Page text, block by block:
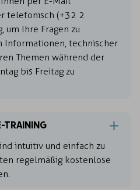
telefonisch (+32 2
um Ihre Fragen zu
Informationen, technischer
Themen während der
bis Freitag zu
TRAINING
intuitiv und einfach zu
regelmäßig kostenlose